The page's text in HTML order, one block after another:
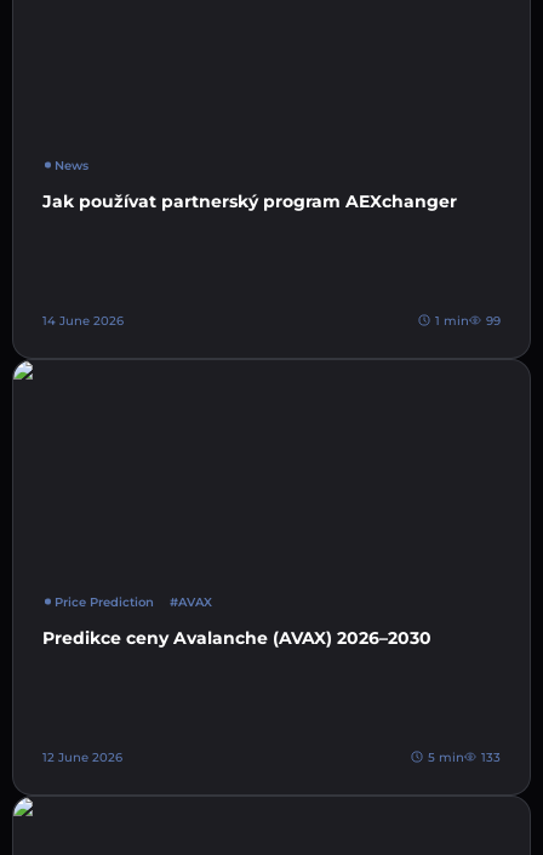
News
Jak používat partnerský program AEXchanger
14 June 2026 1 min 99
Price Prediction #AVAX
Predikce ceny Avalanche (AVAX) 2026–2030
12 June 2026 5 min 133